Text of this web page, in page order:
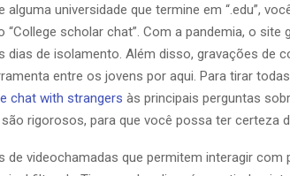
universidade que termine em “.edu”,
scholar chat”. Com a pandemia, o site
de isolamento. Além disso, gravações de
entre os jovens por aqui. Para tirar
chat with strangers às principais perguntas
rigorosos, para que você possa ter certeza
de videochamadas que permitem interagir com